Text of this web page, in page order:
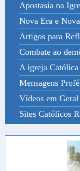
Apostasia na
Nova Era e
Artigos para
Combate ao
A igreja Católica
Mensagens
Vídeos em Geral
Sites Católicos